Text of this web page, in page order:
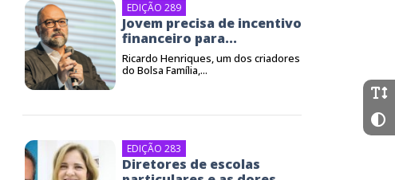
EDIÇÃO 289
Jovem precisa de incentivo
financeiro para...
Ricardo Henriques, um dos criadores
do Bolsa Família,...
EDIÇÃO 283
Diretores de escolas